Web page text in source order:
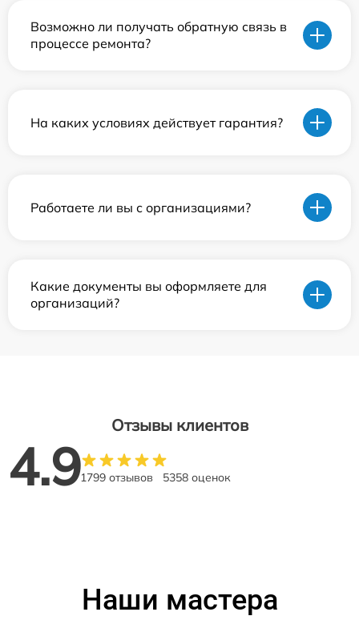
Возможно ли получать обратную связь в
процессе ремонта?
На каких условиях действует гарантия?
Работаете ли вы с организациями?
Какие документы вы оформляете для
организаций?
Отзывы клиентов
4.91799 отзывов 5358 оценок
Наши мастера